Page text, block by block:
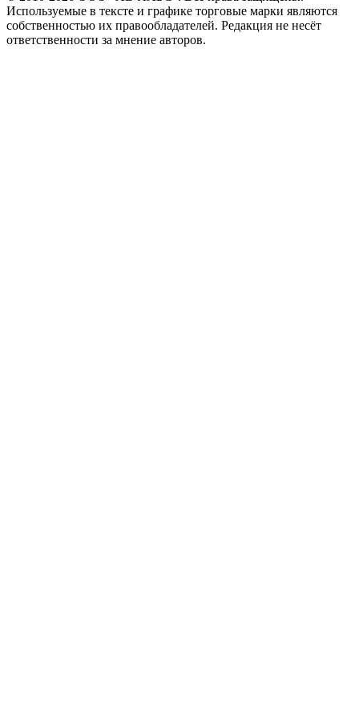
Используемые в тексте и графике торговые марки являются
собственностью их правообладателей. Редакция не несёт
ответственности за мнение авторов.